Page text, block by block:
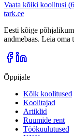
Vaata kõiki koolitusi (6
tark.ee
Eesti kõige
andmebaas. Leia oma
Õppijale
Kõik koolitused
Koolitajad
Artiklid
Ruumide rent
Töökuulutused